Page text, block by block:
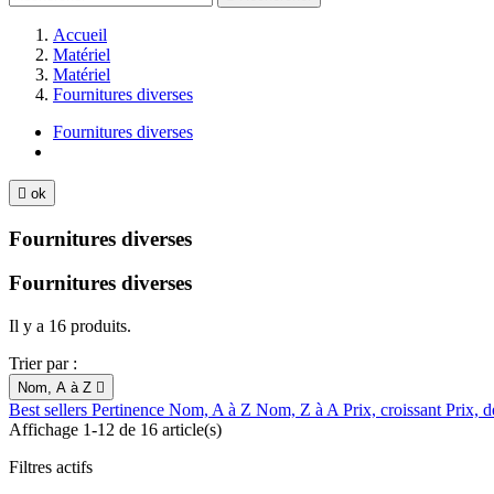
Accueil
Matériel
Matériel
Fournitures diverses
Fournitures diverses
 ok
Fournitures diverses
Fournitures diverses
Il y a 16 produits.
Trier par :
Nom, A à Z 
Best sellers Pertinence Nom, A à Z Nom, Z à A Prix, croissant Prix,
Affichage 1-12 de 16 article(s)
Filtres actifs